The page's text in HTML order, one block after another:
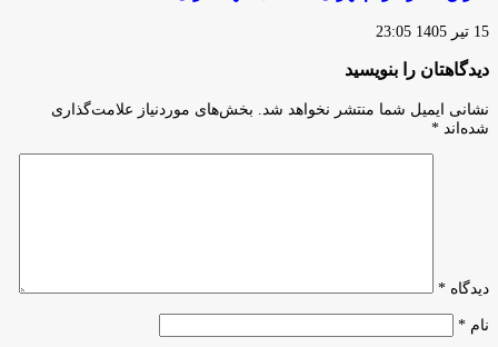
15 تیر 1405 23:05
دیدگاهتان را بنویسید
نشانی ایمیل شما منتشر نخواهد شد.
بخش‌های موردنیاز علامت‌گذاری
شده‌اند *
دیدگاه *
نام *